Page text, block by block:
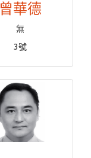
曾華德
無
3號